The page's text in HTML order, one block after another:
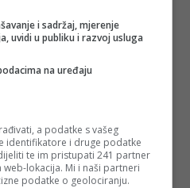
i sadržaj, mjerenje
uvidi u publiku i razvoj usluga
na uređaju
a podatke s vašeg
identifikatore i druge podatke
te im pristupati 241 partner
lokacija. Mi i naši partneri
podatke o geolociranju.